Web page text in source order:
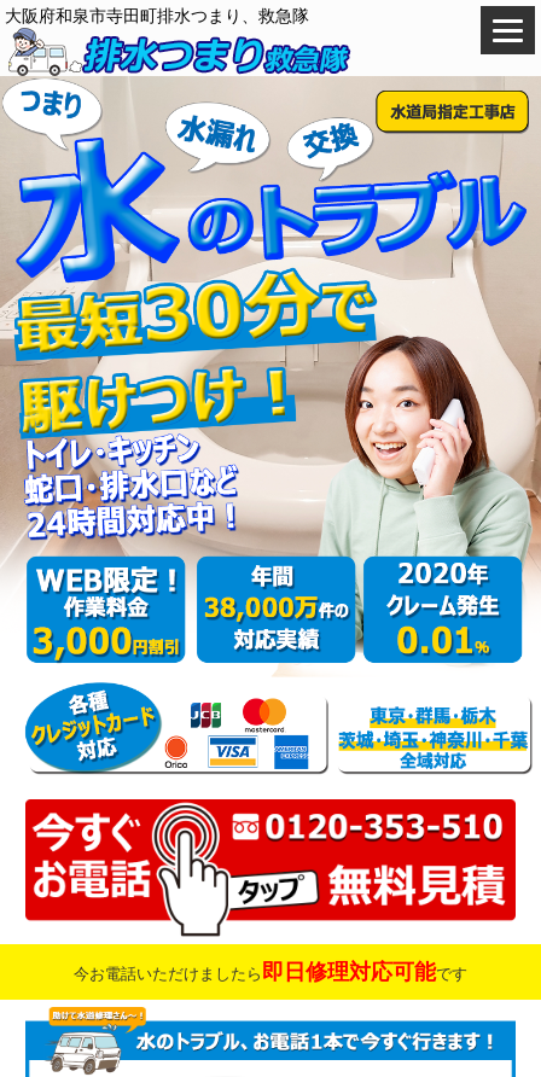
大阪府和泉市寺田町排水つまり、救急隊
今お電話いただけましたら 即日修理対応可能です